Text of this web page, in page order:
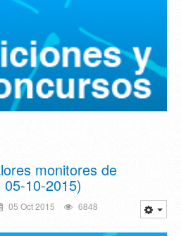
monitores de
10-2015)
05 Oct 2015 6848